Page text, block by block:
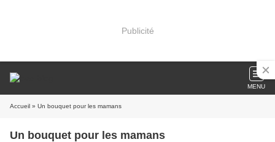
Publicité
MENU
Accueil » Un bouquet pour les mamans
Un bouquet pour les mamans